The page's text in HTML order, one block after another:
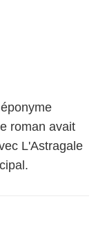
roman avait
L'Astragale